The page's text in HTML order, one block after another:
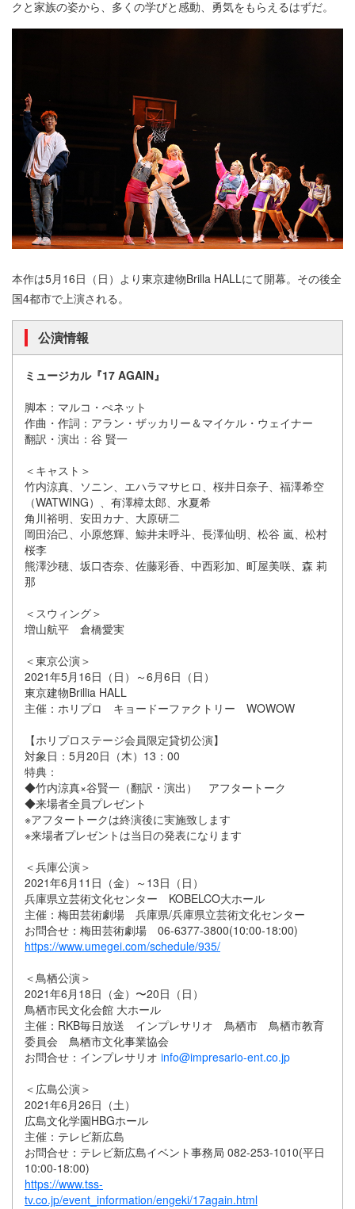
クと家族の姿から、多くの学びと感動、勇気をもらえるはずだ。
本作は5月16日（日）より東京建物Brilla HALLにて開幕。その後全
国4都市で上演される。
公演情報
ミュージカル『17 AGAIN』
脚本：マルコ・ぺネット
作曲・作詞：アラン・ザッカリー＆マイケル・ウェイナー
翻訳・演出：谷 賢一
＜キャスト＞
竹内涼真、ソニン、エハラマサヒロ、桜井日奈子、福澤希空
（WATWING）、有澤樟太郎、水夏希
角川裕明、安田カナ、大原研二
岡田治己、小原悠輝、鯨井未呼斗、長澤仙明、松谷 嵐、松村
桜李
熊澤沙穂、坂口杏奈、佐藤彩香、中西彩加、町屋美咲、森 莉
那
＜スウィング＞
増山航平 倉橋愛実
＜東京公演＞
2021年5月16日（日）～6月6日（日）
東京建物Brillia HALL
主催：ホリプロ キョードーファクトリー WOWOW
【ホリプロステージ会員限定貸切公演】
対象日：5月20日（木）13：00
特典：
◆竹内涼真×谷賢一（翻訳・演出） アフタートーク
◆来場者全員プレゼント
※アフタートークは終演後に実施致します
※来場者プレゼントは当日の発表になります
＜兵庫公演＞
2021年6月11日（金）～13日（日）
兵庫県立芸術文化センター KOBELCO大ホール
主催：梅田芸術劇場 兵庫県/兵庫県立芸術文化センター
お問合せ：梅田芸術劇場 06-6377-3800(10:00-18:00)
https://www.umegei.com/schedule/935/
＜鳥栖公演＞
2021年6月18日（金）〜20日（日）
鳥栖市民文化会館 大ホール
主催：RKB毎日放送 インプレサリオ 鳥栖市 鳥栖市教育
委員会 鳥栖市文化事業協会
お問合せ：インプレサリオ info@impresario-ent.co.jp
＜広島公演＞
2021年6月26日（土）
広島文化学園HBGホール
主催：テレビ新広島
お問合せ：テレビ新広島イベント事務局 082-253-1010(平日
10:00-18:00)
https://www.tss-
tv.co.jp/event_information/engeki/17again.html